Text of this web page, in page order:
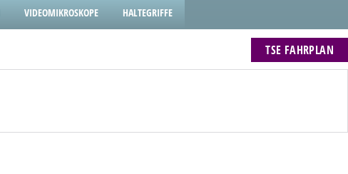
VIDEOMIKROSKOPE HALTEGRIFFE
TSE FAHRPLAN